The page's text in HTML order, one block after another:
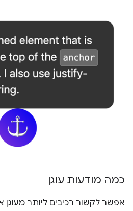
כמה מודעות עוגן
אפשר לקשור רכיבים ליותר